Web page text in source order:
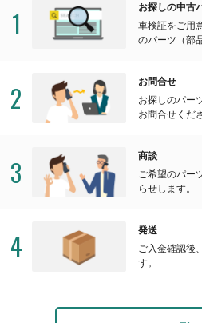
1
お探しの中古
車検証をご用
のパーツ（部
2
お問合せ
お探しのパー
お問合せくだ
3
商談
ご希望のパー
らせします。
4
発送
ご入金確認後
す。